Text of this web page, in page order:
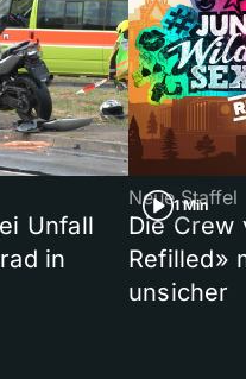
Unfall
in
1 Min
Neue Staffel
Die Crew
Refilled»
unsicher